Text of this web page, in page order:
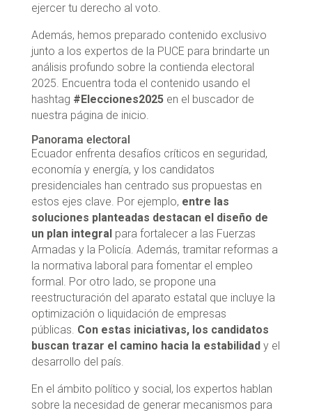
ejercer tu derecho al voto.
Además, hemos preparado contenido exclusivo
junto a los expertos de la PUCE para brindarte un
análisis profundo sobre la contienda electoral
2025. Encuentra toda el contenido usando el
hashtag #Elecciones2025en el buscador de
nuestra página de inicio.
Panorama electoral
Ecuador enfrenta desafíos críticos en seguridad,
economía y energía, y los candidatos
presidenciales han centrado sus propuestas en
estos ejes clave. Por ejemplo, entre las
soluciones planteadas destacan el diseño de
un plan integral para fortalecer a las Fuerzas
Armadas y la Policía. Además, tramitar reformas a
la normativa laboral para fomentar el empleo
formal. Por otro lado, se propone una
reestructuración del aparato estatal que incluye la
optimización o liquidación de empresas
públicas. Con estas iniciativas, los candidatos
buscan trazar el camino hacia la estabilidad y el
desarrollo del país.
En el ámbito político y social, los expertos hablan
sobre la necesidad de generar mecanismos para